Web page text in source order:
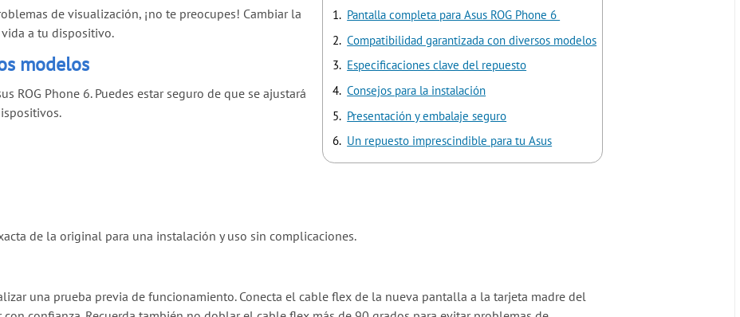
Pantalla completa para Asus ROG Phone 6
Compatibilidad garantizada con diversos modelos
Especificaciones clave del repuesto
Consejos para la instalación
Presentación y embalaje seguro
Un repuesto imprescindible para tu Asus
de visualización, ¡no te preocupes! Cambiar la
a tu dispositivo.
modelos
ROG Phone 6. Puedes estar seguro de que se ajustará
de la original para una instalación y uso sin complicaciones.
una prueba previa de funcionamiento. Conecta el cable flex de la nueva pantalla a la tarjeta madre del